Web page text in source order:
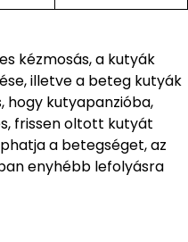
kézmosás, a kutyák
illetve a beteg kutyák
hogy kutyapanzióba,
frissen oltott kutyát
a betegséget, az
enyhébb lefolyásra